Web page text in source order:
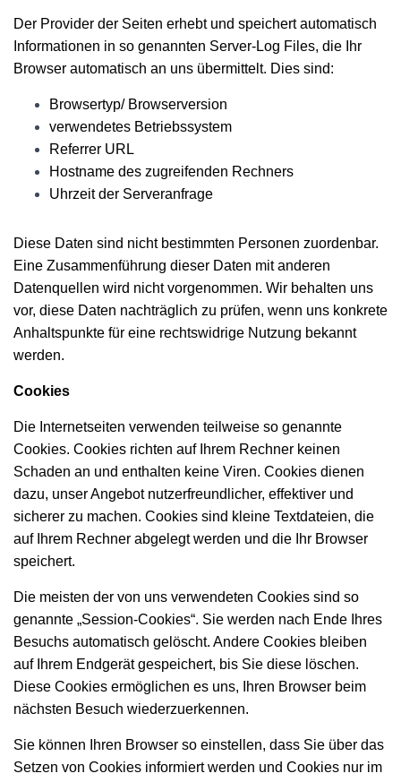
Der Provider der Seiten erhebt und speichert automatisch
Informationen in so genannten Server-Log Files, die Ihr
Browser automatisch an uns übermittelt. Dies sind:
Browsertyp/ Browserversion
verwendetes Betriebssystem
Referrer URL
Hostname des zugreifenden Rechners
Uhrzeit der Serveranfrage
Diese Daten sind nicht bestimmten Personen zuordenbar.
Eine Zusammenführung dieser Daten mit anderen
Datenquellen wird nicht vorgenommen. Wir behalten uns
vor, diese Daten nachträglich zu prüfen, wenn uns konkrete
Anhaltspunkte für eine rechtswidrige Nutzung bekannt
werden.
Cookies
Die Internetseiten verwenden teilweise so genannte
Cookies. Cookies richten auf Ihrem Rechner keinen
Schaden an und enthalten keine Viren. Cookies dienen
dazu, unser Angebot nutzerfreundlicher, effektiver und
sicherer zu machen. Cookies sind kleine Textdateien, die
auf Ihrem Rechner abgelegt werden und die Ihr Browser
speichert.
Die meisten der von uns verwendeten Cookies sind so
genannte „Session-Cookies“. Sie werden nach Ende Ihres
Besuchs automatisch gelöscht. Andere Cookies bleiben
auf Ihrem Endgerät gespeichert, bis Sie diese löschen.
Diese Cookies ermöglichen es uns, Ihren Browser beim
nächsten Besuch wiederzuerkennen.
Sie können Ihren Browser so einstellen, dass Sie über das
Setzen von Cookies informiert werden und Cookies nur im